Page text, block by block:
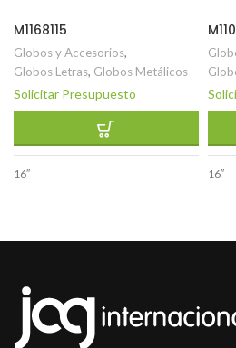
M1168115
Globos y Accesorios,
Globos Letras, Globos Metálicos
Solicitar Presupuesto
16″ 16″